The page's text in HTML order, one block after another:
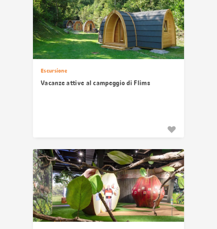
Escursione
Vacanze attive al campeggio di Flims